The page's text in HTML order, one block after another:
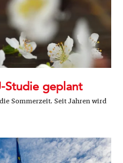
Studie geplant
Sommerzeit. Seit Jahren wird